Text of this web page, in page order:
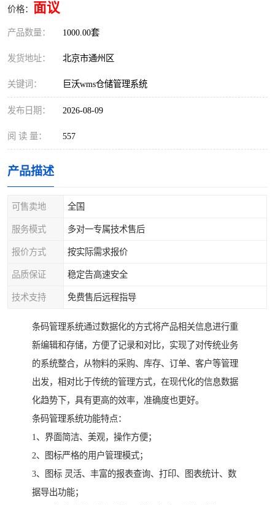
价格： 面议
产品数量： 1000.00套
发货地址： 北京市通州区
关键词： 巨沃wms仓储管理系统
发布日期： 2026-08-09
阅 读 量： 557
产品描述
可售卖地 全国
服务模式 多对一专属技术售后
报价方式 按实际需求报价
品质保证 稳定告高速安全
技术支持 免费售后远程指导
条码管理系统通过数据化的方式将产品相关信息进行重
新编辑和存储，方便了记录和对比，实现了对传统业务
的系统整合，从物料的采购、库存、订单、客户等管理
出发，相对比于传统的管理方式，在现代化的信息数据
化趋势下，具有更高的效率，准确度也更好。
条码管理系统功能特点：
1、界面简洁、美观，操作方便；
2、图标严格的用户管理模式；
3、图标 灵活、丰富的报表查询、打印、图表统计、数
据导出功能；